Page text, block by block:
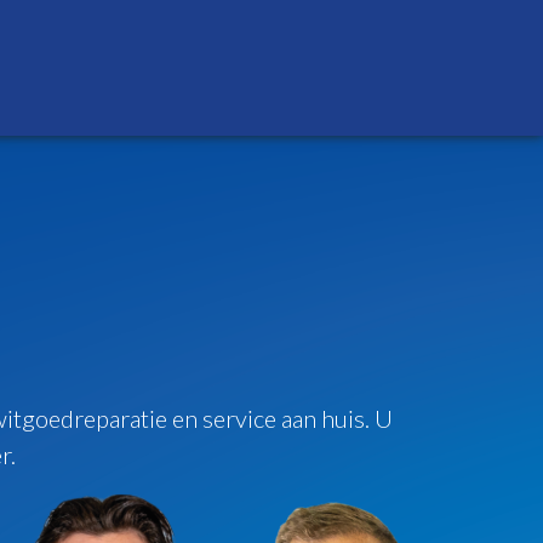
en service aan huis. U